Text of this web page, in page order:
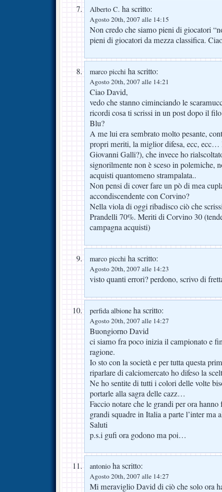
Alberto C. ha scritto:
Agosto 20th, 2007 alle 14:15
Non credo che siamo pieni di giocatori
pieni di giocatori da mezza classifica.
marco picchi ha scritto:
Agosto 20th, 2007 alle 14:21
Ciao David,
vedo che stanno ciminciando le
ricordi cosa ti scrissi in un post dopo il
Blu?
A me lui era sembrato molto pesante,
propri meriti, la miglior difesa, ecc, ecc…
Giovanni Galli?), che invece ho
signorilmente non è sceso in polemiche,
acquisti quantomeno strampalata..
Non pensi di cover fare un pò di mea
accondiscendente con Corvino?
Nella viola di oggi ribadisco ciò che
Prandelli 70%. Meriti di Corvino 30
campagna acquisti)
marco picchi ha scritto:
Agosto 20th, 2007 alle 14:23
visto quanti errori? perdono, scrivo di
perfida albione ha scritto:
Agosto 20th, 2007 alle 14:27
Buongiorno David
ci siamo fra poco inizia il campionato e
ragione.
Io sto con la società e per tutta questa
riparlare di calciomercato ho difeso la
Ne ho sentite di tutti i colori delle volte
portarle alla sagra delle cazz…
Faccio notare che le grandi per ora
grandi squadre in Italia a parte l’inter ma
Saluti
p.s.i gufi ora godono ma poi…
antonio ha scritto:
Agosto 20th, 2007 alle 14:27
Mi meraviglio David di ciò che solo ora